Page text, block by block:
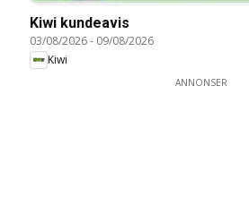
Kiwi kundeavis
03/08/2026- 09/08/2026
Kiwi
ANNONSER